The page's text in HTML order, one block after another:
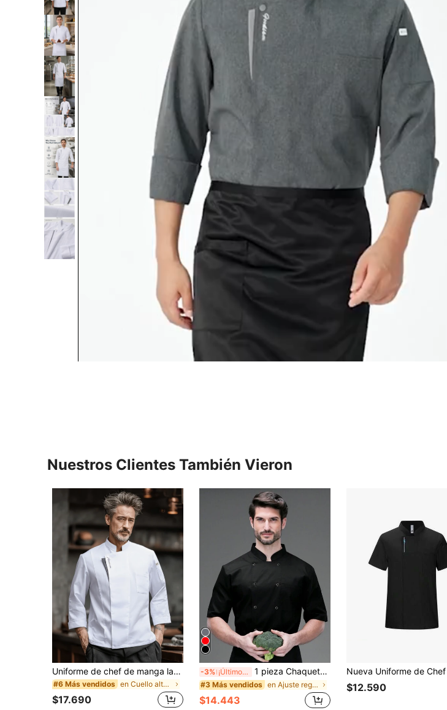
Nuestros Clientes También Vieron
Uniforme de chef de manga larga, otoño/invierno, blanco, estilo de cuello francés, duradero, lavable, resistente a las pelusas, tela suave para la piel, resistente al descoloramiento y encogimiento, adecuado para hoteles, restaurantes, panaderías, cafeterías, cocinas, comedores, diseño unisex para hombres y mujeres
#6 Más vendidos en Cuello alto Camisas de chef para hombre
$17.690
-3% ¡Últimos 3 días 1 pieza Chaqueta de Chef, cuello alto unisex de doble botonadura de manga corta transpirable y ligera, chaqueta de chef cómoda
#3 Más vendidos en Ajuste regular Uniformes para hombre, ropa de c
$14.443
$12.590